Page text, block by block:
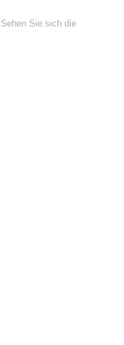
Sehen Sie sich die